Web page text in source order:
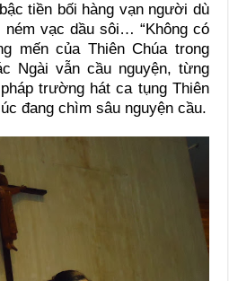
tiền bối hàng vạn người dù
vạc dầu sôi… “Không có
mến của Thiên Chúa trong
Ngài vẫn cầu nguyện, từng
trường hát ca tụng Thiên
đang chìm sâu nguyện cầu.